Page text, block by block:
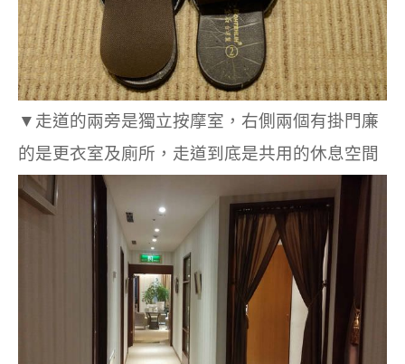
▼走道的兩旁是獨立按摩室，右側兩個有掛門廉
的是更衣室及廁所，走道到底是共用的休息空間